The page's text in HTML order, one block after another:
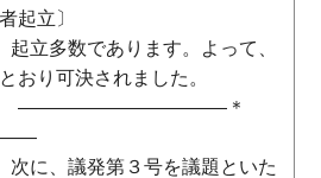
〕
立多数であります。よって、
おり可決されました。
＊
に、議発第３号を議題といた